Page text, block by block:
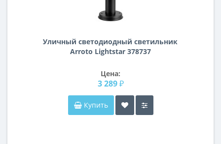
Уличный светодиодный cветильник
Arroto Lightstar 378737
Цена:
3 289 ₽
Купить